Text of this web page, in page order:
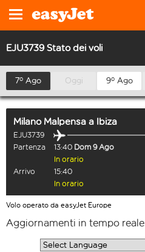
EJU3739 Stato dei voli
7º Ago Oggi 9º Ago
Milano Malpensa a Ibiza
EJU3739
Partenza
13:40 Dom 9 Ago
In orario
Arrivo
15:40
In orario
Volo operato da easyJet Europe
Aggiornamenti in tempo reale